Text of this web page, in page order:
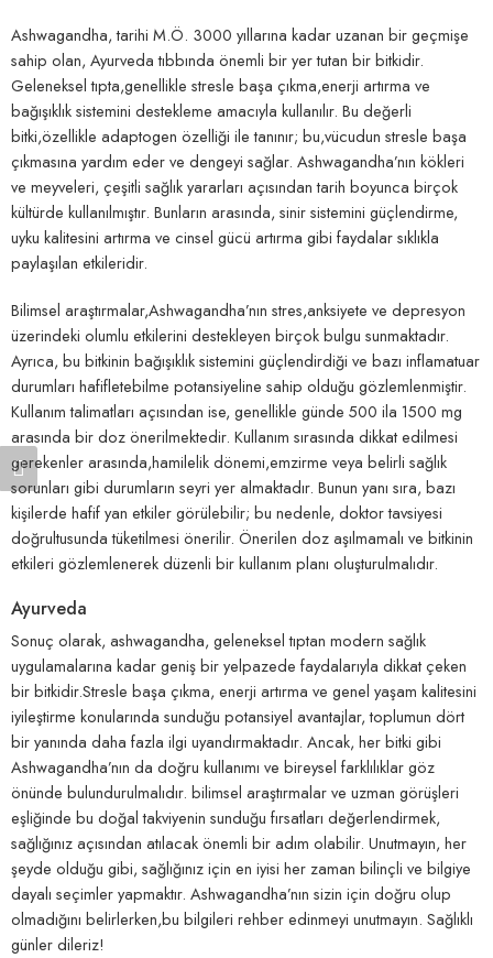
Ashwagandha, tarihi M.Ö. 3000​ yıllarına ‌kadar ‌uzanan bir ⁤geçmişe
sahip olan, ⁣Ayurveda tıbbında önemli bir ⁣yer tutan bir bitkidir.⁢
Geleneksel tıpta,genellikle stresle başa çıkma,enerji artırma​ ve
bağışıklık sistemini destekleme amacıyla kullanılır. Bu değerli​
bitki,özellikle ⁣adaptogen özelliği ile tanınır; bu,vücudun stresle ‍başa
çıkmasına yardım eder​ ve dengeyi sağlar.⁤ Ashwagandha’nın kökleri
ve meyveleri,‍ çeşitli‌ sağlık yararları açısından⁣ tarih boyunca birçok
⁣kültürde kullanılmıştır. Bunların ​arasında, ⁢sinir sistemini güçlendirme,
uyku‍ kalitesini ​artırma⁤ ve cinsel gücü artırma gibi faydalar⁢ sıklıkla
paylaşılan‌ etkileridir.
Bilimsel‌ araştırmalar,Ashwagandha’nın stres,anksiyete ve depresyon
üzerindeki⁤ olumlu etkilerini destekleyen birçok bulgu sunmaktadır.
Ayrıca, ‍bu‌ bitkinin bağışıklık ⁢sistemini güçlendirdiği ve ​bazı inflamatuar
durumları⁣ hafifletebilme potansiyeline sahip ⁤olduğu‌ gözlemlenmiştir.
Kullanım ⁤talimatları açısından ise, genellikle günde 500 ‍ila 1500 mg
arasında bir doz önerilmektedir. Kullanım sırasında dikkat‌ edilmesi
gerekenler arasında,hamilelik dönemi,emzirme veya belirli sağlık
sorunları gibi‌ durumların⁢ seyri⁣ yer⁣ almaktadır. Bunun yanı sıra,⁢ bazı
kişilerde ⁣hafif yan⁤ etkiler ​görülebilir;​ bu ⁣nedenle, doktor tavsiyesi
doğrultusunda ⁤tüketilmesi önerilir. Önerilen doz aşılmamalı ⁢ve​ bitkinin
etkileri gözlemlenerek düzenli bir kullanım⁢ planı oluşturulmalıdır.
Ayurveda
Sonuç ⁤olarak, ashwagandha, geleneksel‍ tıptan ‍modern sağlık
uygulamalarına kadar geniş bir yelpazede faydalarıyla⁣ dikkat ⁤çeken
bir ​bitkidir.Stresle başa çıkma,⁤ enerji artırma ve genel⁢ yaşam kalitesini
‌iyileştirme konularında sunduğu potansiyel ⁣avantajlar, toplumun ⁣dört
bir yanında daha fazla ilgi uyandırmaktadır. Ancak, her bitki gibi⁤
Ashwagandha’nın da doğru ⁣kullanımı⁣ ve ‍bireysel farklılıklar göz ​
önünde⁣ bulundurulmalıdır. bilimsel araştırmalar ve uzman görüşleri
‍eşliğinde ‍bu doğal⁢ takviyenin sunduğu ‍fırsatları değerlendirmek,
sağlığınız⁤ açısından‌ atılacak ‌önemli bir​ adım⁤ olabilir. ⁤Unutmayın, her
şeyde⁤ olduğu ‌gibi, ⁣sağlığınız için‍ en iyisi her zaman bilinçli ⁣ve bilgiye
dayalı seçimler yapmaktır. Ashwagandha’nın sizin için doğru olup
olmadığını belirlerken,bu bilgileri rehber‍ edinmeyi unutmayın. ​Sağlıklı ​
günler dileriz!